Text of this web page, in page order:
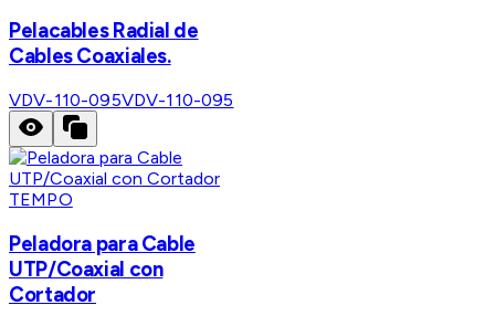
Pelacables Radial de
Cables Coaxiales.
VDV-110-095VDV-110-095
TEMPO
Peladora para Cable
UTP/Coaxial con
Cortador